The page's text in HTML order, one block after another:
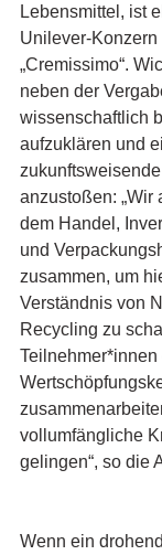
Lebensmittel, ist
Unilever-
„Cremissimo“.
neben der
wissenschaftlich
aufzuklären und
anzustoßen: „Wir
dem Handel,
und
zusammen, um
Verständnis von
Recycling zu
Teilnehmer*innen
vollumfängliche
gelingen“, so die
Wenn ein